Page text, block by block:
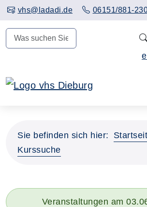
vhs@ladadi.de 06151/881-
Hauptinhalt
Sie befinden sich hier:
Kurssuche
Veranstaltungen am